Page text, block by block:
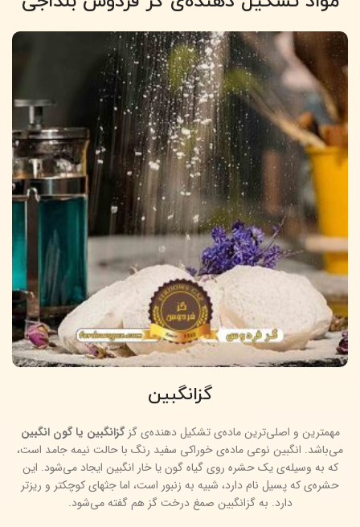
گزانگبین
مهمترین و اصلی‌ترین ماده‌ی تشکیل دهنده‌ی گزگزانگبین یا گون انگبین
می‌باشد. انگبین نوعی ماده‌ی خوراکی سفید رنگ با حالت نیمه جامد است،
که به وسیله‌ی یک حشره روی گیاه گون یا خار انگبین ایجاد می‌شود. این
حشره‌ی که پسیل نام دارد، شبیه به زنبور است، اما جثه‎ای کوچکتر و ریزتر
دارد. به گزانگبین صمغ درخت گز هم گفته می‌شود.